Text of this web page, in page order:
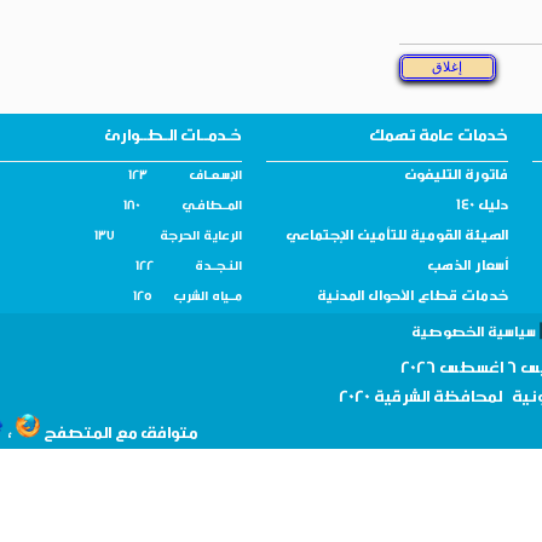
خدمات عامة تهمك خـدمــات الـطــوارئ
فاتورة التليفون الإسـعــاف 123
دليل 140 المــطافـي 180
الهيئة القومية للتأمين الإجتماعي الرعاية الحرجة 137
أسعار الذهب النـجــدة 122
خدمات قطاع الأحوال المدنية مــياه الشرب 125
الخصوصية
لمحافظةالشرقية 2020
متوافق مع المتصفح ،